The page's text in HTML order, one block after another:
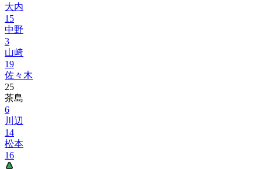
大内
15
中野
3
山﨑
19
佐々木
25
茶島
6
川辺
14
松本
16